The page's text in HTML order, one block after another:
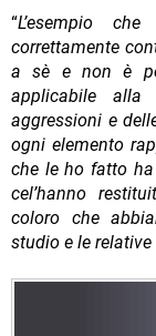
“L’esempio
correttamente
a sè e non è
applicabile
aggressioni e
ogni elemento
che le ho fatto
cel’hanno
coloro che
studio e le